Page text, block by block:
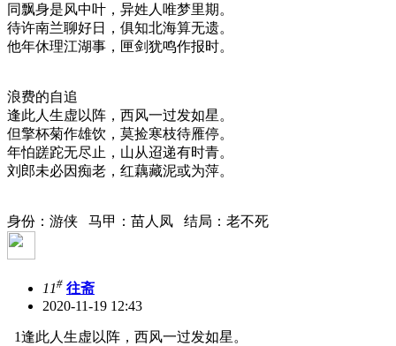
同飘身是风中叶，异姓人唯梦里期。
待许南兰聊好日，俱知北海算无遗。
他年休理江湖事，匣剑犹鸣作报时。
浪费的自追
逢此人生虚以阵，西风一过发如星。
但擎杯菊作雄饮，莫捡寒枝待雁停。
年怕蹉跎无尽止，山从迢递有时青。
刘郎未必因痴老，红藕藏泥或为萍。
身份：游侠 马甲：苗人凤 结局：老不死
11# 往斋
2020-11-19 12:43
1逢此人生虚以阵，西风一过发如星。